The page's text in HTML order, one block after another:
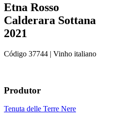
Etna Rosso
Calderara Sottana
2021
Código 37744 | Vinho italiano
Produtor
Tenuta delle Terre Nere